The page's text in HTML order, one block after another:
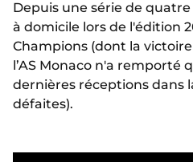
Depuis une série de
à domicile lors de l'édition
Champions (dont la
l’AS Monaco n'a remporté
dernières réceptions dans
défaites).